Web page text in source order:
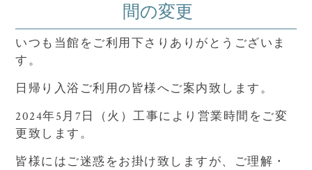
間の変更
いつも当館をご利用下さりありがとうございま
す。
日帰り入浴ご利用の皆様へご案内致します。
2024年5月7日（火）工事により営業時間をご変
更致します。
皆様にはご迷惑をお掛け致しますが、ご理解・